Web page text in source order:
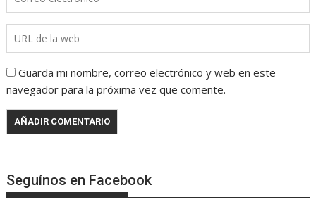
Guarda mi nombre, correo electrónico y web en este
navegador para la próxima vez que comente.
Seguínos en Facebook